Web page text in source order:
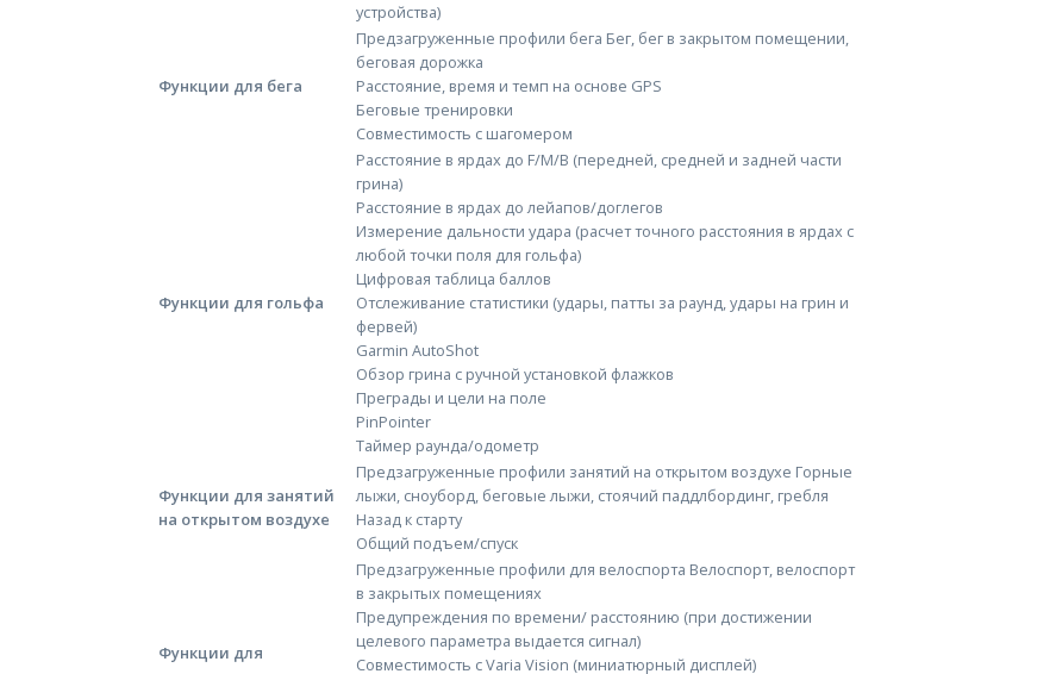
устройства)
Функции для бега
Предзагруженные профили бега Бег, бег в закрытом помещении,
беговая дорожка
Расстояние, время и темп на основе GPS
Беговые тренировки
Совместимость с шагомером
Функции для гольфа
Расстояние в ярдах до F/M/B (передней, средней и задней части
грина)
Расстояние в ярдах до лейапов/доглегов
Измерение дальности удара (расчет точного расстояния в ярдах с
любой точки поля для гольфа)
Цифровая таблица баллов
Отслеживание статистики (удары, патты за раунд, удары на грин и
фервей)
Garmin AutoShot
Обзор грина с ручной установкой флажков
Преграды и цели на поле
PinPointer
Таймер раунда/одометр
Функции для занятий
на открытом воздухе
Предзагруженные профили занятий на открытом воздухе Горные
лыжи, сноуборд, беговые лыжи, стоячий паддлбординг, гребля
Назад к старту
Общий подъем/спуск
Функции для
Предзагруженные профили для велоспорта Велоспорт, велоспорт
в закрытых помещениях
Предупреждения по времени/ расстоянию (при достижении
целевого параметра выдается сигнал)
Совместимость с Varia Vision (миниатюрный дисплей)